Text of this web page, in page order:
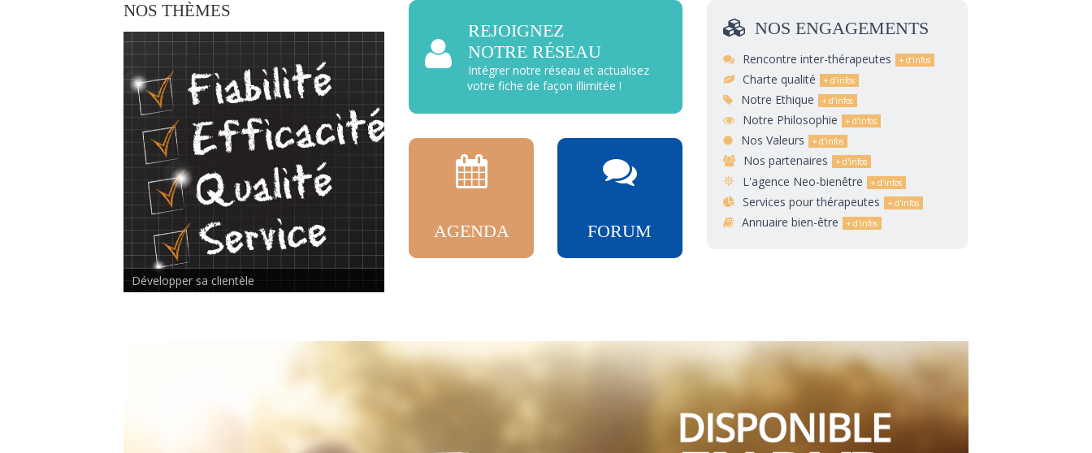
NOS THÈMES
Rencontre inter-thérapeutes
REJOIGNEZ
NOTRE RÉSEAU
Intégrer notre réseau et actualisez
votre fiche de façon illimitée !
AGENDA FORUM
NOS ENGAGEMENTS
Rencontre inter-thérapeutes
Charte qualité
Notre Ethique
Notre Philosophie
Nos Valeurs
Nos partenaires
L'agence Neo-bienêtre
Services pour thérapeutes
Annuaire bien-être